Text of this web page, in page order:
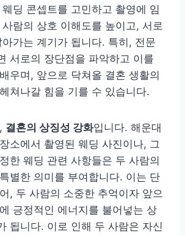
딩 콘셉트를 고민하고 촬영에 임
람의 상호 이해도를 높이고, 서로
가는 계기가 됩니다. 특히, 전문
서로의 장단점을 파악하고 이를
우며, 앞으로 닥쳐올 결혼 생활의
쳐나갈 힘을 기를 수 있습니다.
결혼의 상징성 강화입니다. 해운대
소에서 촬영된 웨딩 사진이나, 그
한 웨딩 관련 사항들은 두 사람의
별한 의미를 부여합니다. 이는 단
, 두 사람의 소중한 추억이자 앞으
긍정적인 에너지를 불어넣는 상
됩니다. 이로 인해 두 사람은 자신